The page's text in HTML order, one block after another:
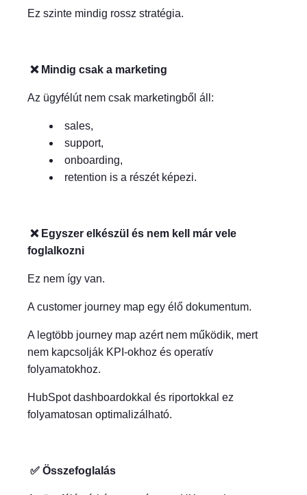
Ez szinte mindig rossz stratégia.
❌ Mindig csak a marketing
Az ügyfélút nem csak marketingből áll:
sales,
support,
onboarding,
retention is a részét képezi.
❌ Egyszer elkészül és nem kell már vele
foglalkozni
Ez nem így van.
A customer journey map egy élő dokumentum.
A legtöbb journey map azért nem működik, mert
nem kapcsolják KPI-okhoz és operatív
folyamatokhoz.
HubSpot dashboardokkal és riportokkal ez
folyamatosan optimalizálható.
✅ Összefoglalás